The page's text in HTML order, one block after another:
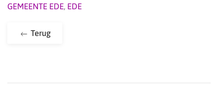
GEMEENTE EDE, EDE
Terug